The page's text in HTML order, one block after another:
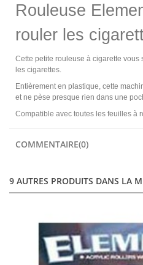
Rouleuse
rouler les
Cette petite rouleuse à cigarette
les cigarettes.
Entièrement en plastique, cette
et ne pèse presque rien dans une
Compatible avec toutes les feuilles à
COMMENTAIRE(0)
9 AUTRES PRODUITS DANS LA